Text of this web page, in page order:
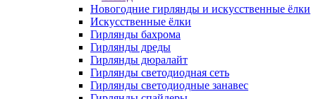
Новогодние гирлянды и искусственные ёлки
Искусственные ёлки
Гирлянды бахрома
Гирлянды дреды
Гирлянды дюралайт
Гирлянды светодиодная сеть
Гирлянды светодиодные занавес